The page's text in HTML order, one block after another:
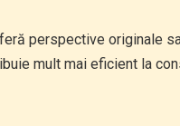
perspective originale
mult mai eficient la